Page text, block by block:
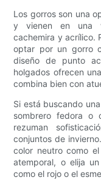
Los gorros son una
y vienen en una
cachemira y acrílico.
optar por un gorro
diseño de punto
holgados ofrecen
combina bien con
Si está buscando
sombrero fedora o
rezuman
conjuntos de
color neutro como
atemporal, o elija
como el rojo o el